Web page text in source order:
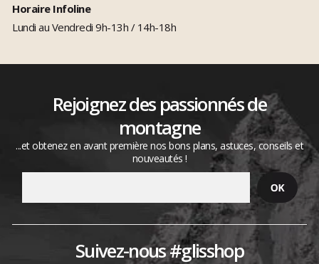
Horaire Infoline
Lundi au Vendredi 9h-13h / 14h-18h
Rejoignez des passionnés de
montagne
...et obtenez en avant première nos bons plans, astuces, conseils et
nouveautés !
Suivez-nous #glisshop